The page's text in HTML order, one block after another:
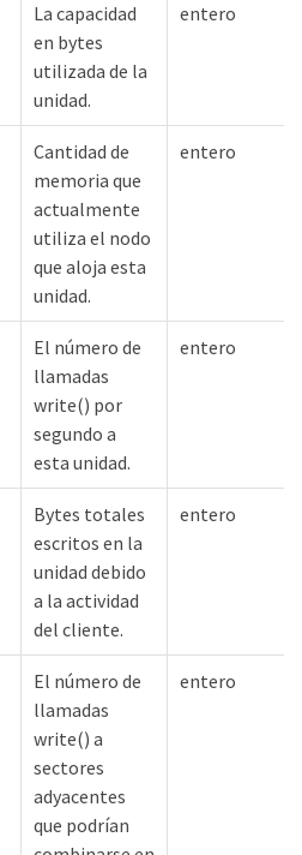
La capacidad
en bytes
utilizada de la
unidad.
entero
Cantidad de
memoria que
actualmente
utiliza el nodo
que aloja esta
unidad.
entero
El número de
llamadas
write() por
segundo a
esta unidad.
entero
Bytes totales
escritos en la
unidad debido
a la actividad
del cliente.
entero
El número de
llamadas
write() a
sectores
adyacentes
que podrían
entero